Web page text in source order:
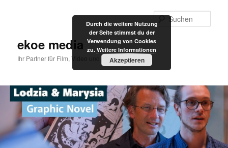
ekoe media
Ihr Partner für Film, Video und Internet
Durch die weitere Nutzung
der Seite stimmst du der
Verwendung von Cookies
zu. Weitere Informationen
Akzeptieren